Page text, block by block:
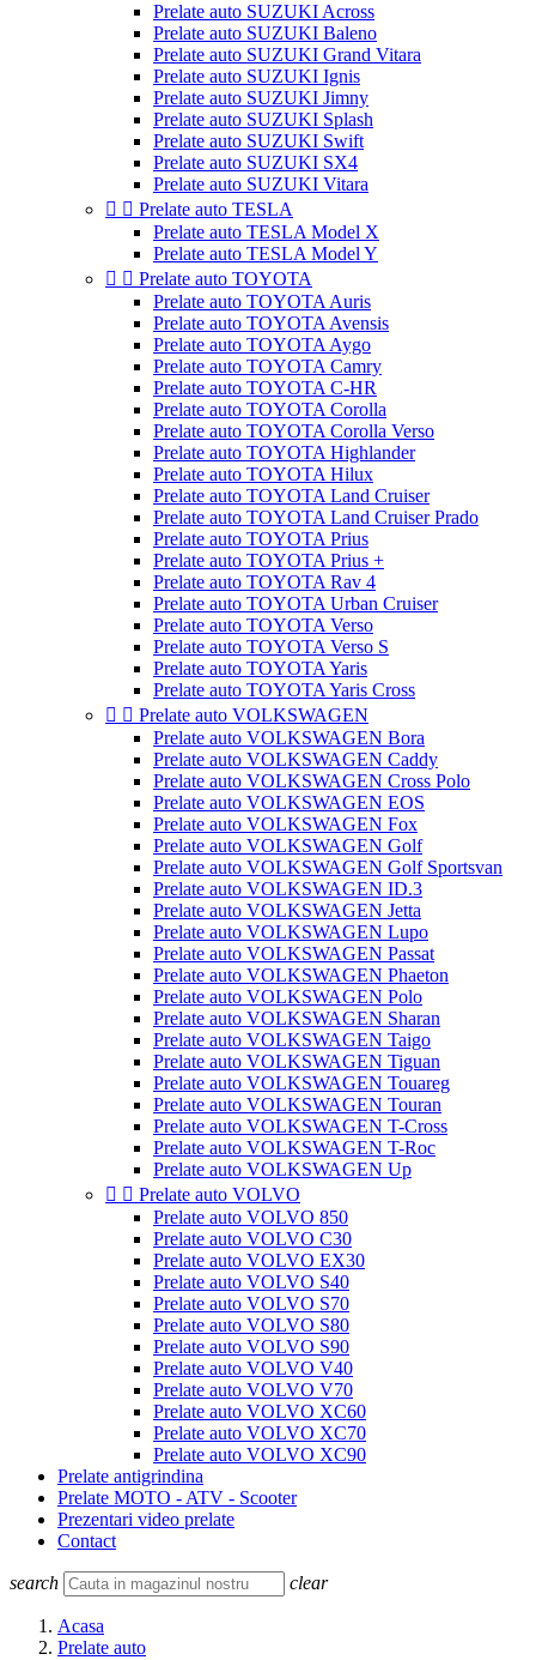
Prelate auto SUZUKI Across
Prelate auto SUZUKI Baleno
Prelate auto SUZUKI Grand Vitara
Prelate auto SUZUKI Ignis
Prelate auto SUZUKI Jimny
Prelate auto SUZUKI Splash
Prelate auto SUZUKI Swift
Prelate auto SUZUKI SX4
Prelate auto SUZUKI Vitara
  Prelate auto TESLA
Prelate auto TESLA Model X
Prelate auto TESLA Model Y
  Prelate auto TOYOTA
Prelate auto TOYOTA Auris
Prelate auto TOYOTA Avensis
Prelate auto TOYOTA Aygo
Prelate auto TOYOTA Camry
Prelate auto TOYOTA C-HR
Prelate auto TOYOTA Corolla
Prelate auto TOYOTA Corolla Verso
Prelate auto TOYOTA Highlander
Prelate auto TOYOTA Hilux
Prelate auto TOYOTA Land Cruiser
Prelate auto TOYOTA Land Cruiser Prado
Prelate auto TOYOTA Prius
Prelate auto TOYOTA Prius +
Prelate auto TOYOTA Rav 4
Prelate auto TOYOTA Urban Cruiser
Prelate auto TOYOTA Verso
Prelate auto TOYOTA Verso S
Prelate auto TOYOTA Yaris
Prelate auto TOYOTA Yaris Cross
  Prelate auto VOLKSWAGEN
Prelate auto VOLKSWAGEN Bora
Prelate auto VOLKSWAGEN Caddy
Prelate auto VOLKSWAGEN Cross Polo
Prelate auto VOLKSWAGEN EOS
Prelate auto VOLKSWAGEN Fox
Prelate auto VOLKSWAGEN Golf
Prelate auto VOLKSWAGEN Golf Sportsvan
Prelate auto VOLKSWAGEN ID.3
Prelate auto VOLKSWAGEN Jetta
Prelate auto VOLKSWAGEN Lupo
Prelate auto VOLKSWAGEN Passat
Prelate auto VOLKSWAGEN Phaeton
Prelate auto VOLKSWAGEN Polo
Prelate auto VOLKSWAGEN Sharan
Prelate auto VOLKSWAGEN Taigo
Prelate auto VOLKSWAGEN Tiguan
Prelate auto VOLKSWAGEN Touareg
Prelate auto VOLKSWAGEN Touran
Prelate auto VOLKSWAGEN T-Cross
Prelate auto VOLKSWAGEN T-Roc
Prelate auto VOLKSWAGEN Up
  Prelate auto VOLVO
Prelate auto VOLVO 850
Prelate auto VOLVO C30
Prelate auto VOLVO EX30
Prelate auto VOLVO S40
Prelate auto VOLVO S70
Prelate auto VOLVO S80
Prelate auto VOLVO S90
Prelate auto VOLVO V40
Prelate auto VOLVO V70
Prelate auto VOLVO XC60
Prelate auto VOLVO XC70
Prelate auto VOLVO XC90
Prelate antigrindina
Prelate MOTO - ATV - Scooter
Prezentari video prelate
Contact
search clear
Acasa
Prelate auto